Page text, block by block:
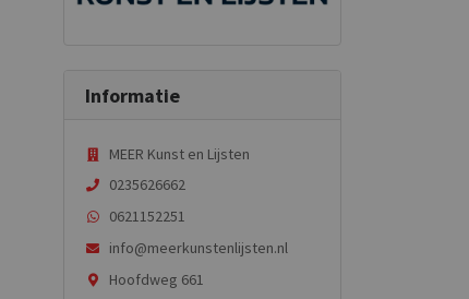
Informatie
MEER Kunst en Lijsten
0235626662
0621152251
info@meerkunstenlijsten.nl
Hoofdweg 661